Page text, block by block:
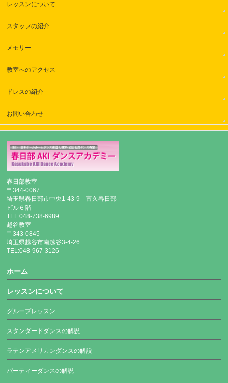
レッスンについて
スタッフの紹介
メモリー
教室へのアクセス
ドレスの紹介
お問い合わせ
春日部教室
〒344-0067
埼玉県春日部市中央1-43-9 富久春日部
ビル６階
TEL:048-738-6989
越谷教室
〒343-0845
埼玉県越谷市南越谷3-4-26
TEL:048-967-3126
ホーム
レッスンについて
グループレッスン
スタンダードダンスの解説
ラテンアメリカンダンスの解説
パーティーダンスの解説